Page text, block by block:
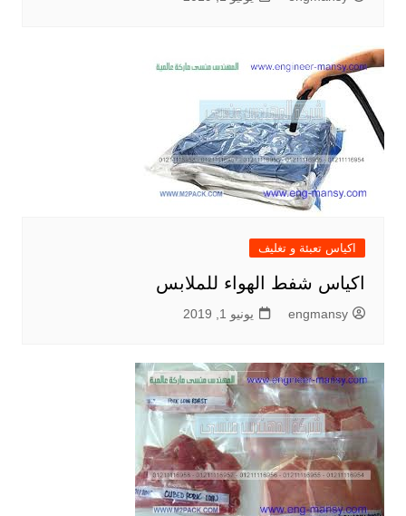
اكياس تعبئة و تغليف
اكياس شفط الهواء للملابس
engmansy يونيو 1, 2019